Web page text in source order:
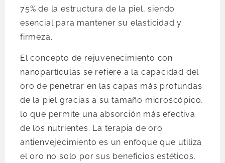
75% de la estructura de la piel, siendo
esencial para mantener su elasticidad y
firmeza.
El concepto de rejuvenecimiento con
nanopartículas se refiere a la capacidad del
oro de penetrar en las capas más profundas
de la piel gracias a su tamaño microscópico,
lo que permite una absorción más efectiva
de los nutrientes. La terapia de oro
antienvejecimiento es un enfoque que utiliza
el oro no solo por sus beneficios estéticos,